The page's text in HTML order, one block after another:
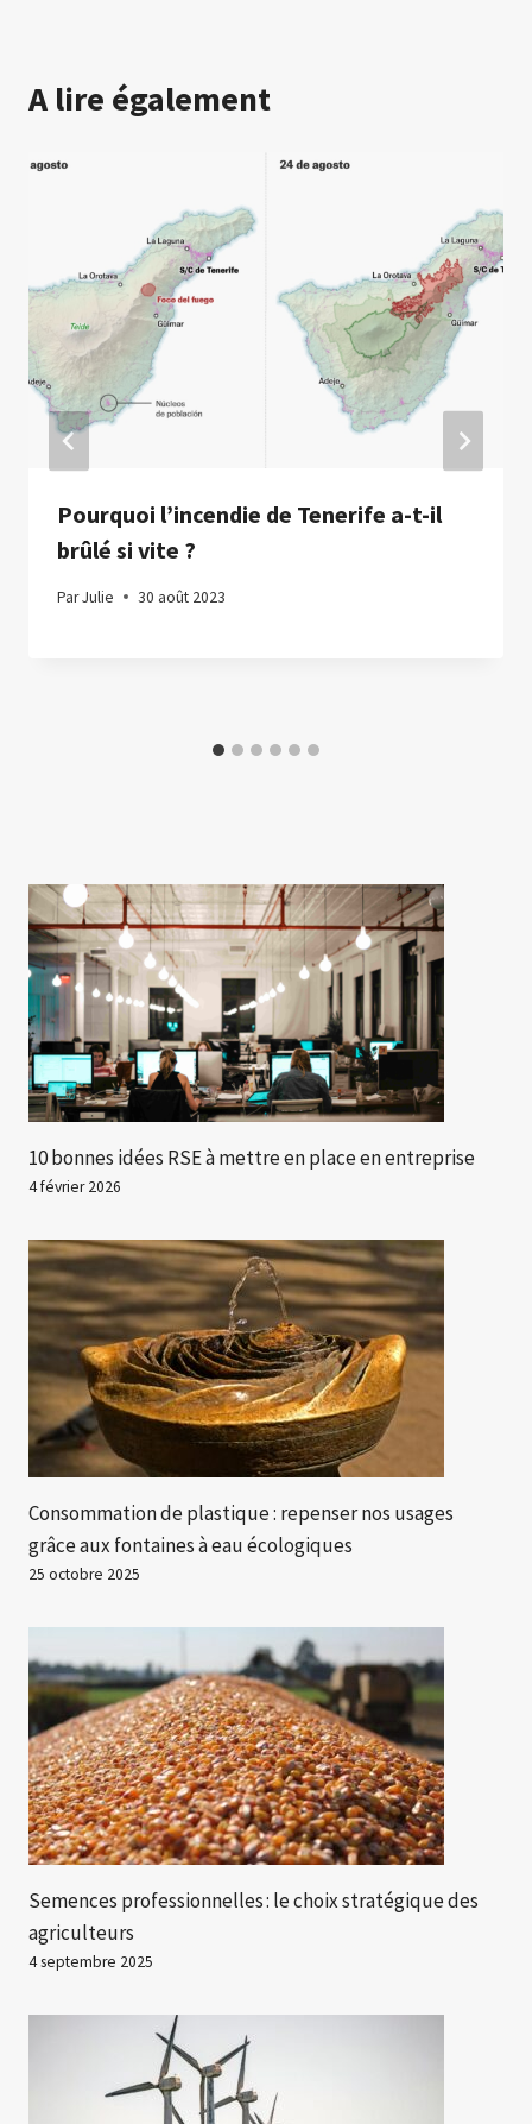
A lire également
Pourquoi l’incendie de Tenerife a-t-il
brûlé si vite ?
ParJulie 30 août 2023
10 bonnes idées RSE à mettre en place en entreprise
4 février 2026
Consommation de plastique : repenser nos usages
grâce aux fontaines à eau écologiques
25 octobre 2025
Semences professionnelles : le choix stratégique des
agriculteurs
4 septembre 2025